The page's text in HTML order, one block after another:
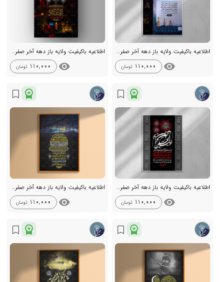
اطلاعیه باکیفیت ولایه باز دهه آخر صفر +استوری
visibility
110,000 تومان
اطلاعیه باکیفیت ولایه باز دهه آخر صفر +استوری
visibility
110,000 تومان
workspace_premium
bookmark_border
اطلاعیه باکیفیت ولایه باز دهه آخر صفر +استوری
visibility
110,000 تومان
workspace_premium
bookmark_border
اطلاعیه باکیفیت ولایه باز دهه آخر صفر +استوری
visibility
110,000 تومان
workspace_premium
bookmark_border
workspace_premium
bookmark_border